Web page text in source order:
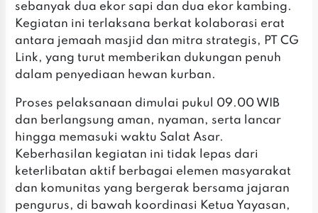
sebanyak dua ekor sapi dan dua ekor kambing.
Kegiatan ini terlaksana berkat kolaborasi erat
antara jemaah masjid dan mitra strategis, PT CG
Link, yang turut memberikan dukungan penuh
dalam penyediaan hewan kurban.
‎‎Proses pelaksanaan dimulai pukul 09.00 WIB
dan berlangsung aman, nyaman, serta lancar
hingga memasuki waktu Salat Asar.
Keberhasilan kegiatan ini tidak lepas dari
keterlibatan aktif berbagai elemen masyarakat
dan komunitas yang bergerak bersama jajaran
pengurus, di bawah koordinasi Ketua Yayasan,